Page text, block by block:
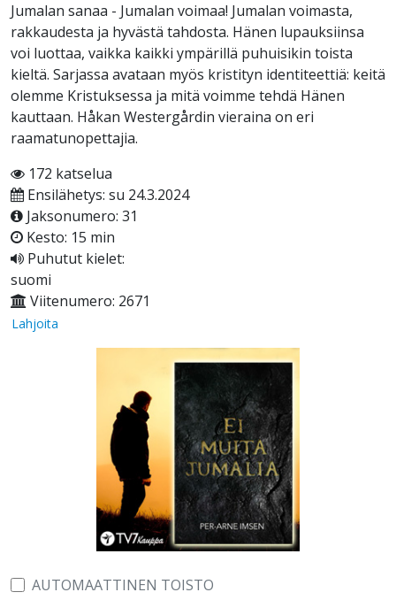
Jumalan sanaa - Jumalan voimaa! Jumalan voimasta,
rakkaudesta ja hyvästä tahdosta. Hänen lupauksiinsa
voi luottaa, vaikka kaikki ympärillä puhuisikin toista
kieltä. Sarjassa avataan myös kristityn identiteettiä: keitä
olemme Kristuksessa ja mitä voimme tehdä Hänen
kauttaan. Håkan Westergårdin vieraina on eri
raamatunopettajia.
172 katselua
Ensilähetys: su 24.3.2024
Jaksonumero: 31
Kesto: 15 min
Puhutut kielet:
suomi
Viitenumero: 2671
Lahjoita
AUTOMAATTINEN TOISTO